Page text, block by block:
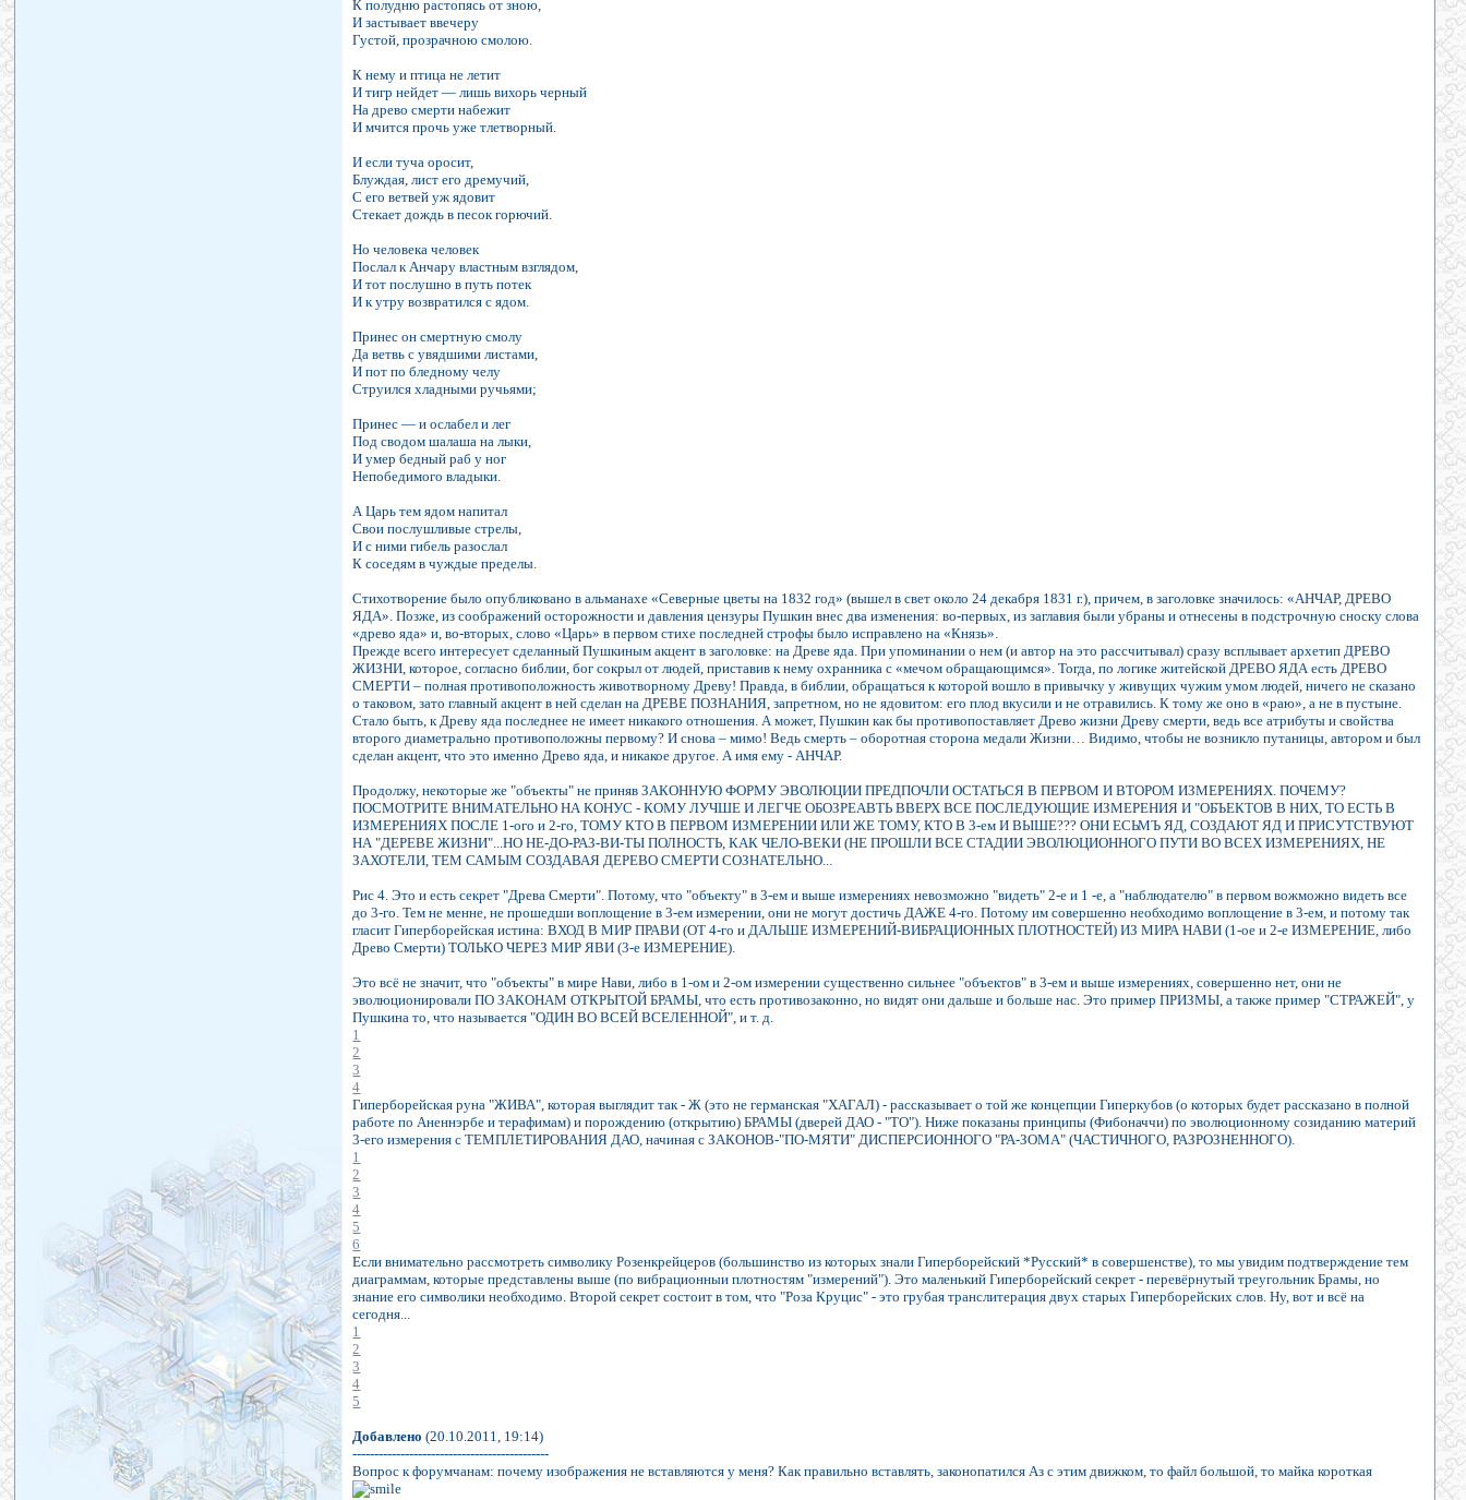
К полудню растопясь от зною,
И застывает ввечеру
Густой, прозрачною смолою.
К нему и птица не летит
И тигр нейдет — лишь вихорь черный
На древо смерти набежит
И мчится прочь уже тлетворный.
И если туча оросит,
Блуждая, лист его дремучий,
С его ветвей уж ядовит
Стекает дождь в песок горючий.
Но человека человек
Послал к Анчару властным взглядом,
И тот послушно в путь потек
И к утру возвратился с ядом.
Принес он смертную смолу
Да ветвь с увядшими листами,
И пот по бледному челу
Струился хладными ручьями;
Принес — и ослабел и лег
Под сводом шалаша на лыки,
И умер бедный раб у ног
Непобедимого владыки.
А Царь тем ядом напитал
Свои послушливые стрелы,
И с ними гибель разослал
К соседям в чуждые пределы.
Стихотворение было опубликовано в альманахе «Северные цветы на 1832 год» (вышел в свет около 24 декабря 1831 г.), причем, в заголовке значилось: «АНЧАР, ДРЕВО
ЯДА». Позже, из соображений осторожности и давления цензуры Пушкин внес два изменения: во-первых, из заглавия были убраны и отнесены в подстрочную сноску слова
«древо яда» и, во-вторых, слово «Царь» в первом стихе последней строфы было исправлено на «Князь».
Прежде всего интересует сделанный Пушкиным акцент в заголовке: на Древе яда. При упоминании о нем (и автор на это рассчитывал) сразу всплывает архетип ДРЕВО
ЖИЗНИ, которое, согласно библии, бог сокрыл от людей, приставив к нему охранника с «мечом обращающимся». Тогда, по логике житейской ДРЕВО ЯДА есть ДРЕВО
СМЕРТИ – полная противоположность животворному Древу! Правда, в библии, обращаться к которой вошло в привычку у живущих чужим умом людей, ничего не сказано
о таковом, зато главный акцент в ней сделан на ДРЕВЕ ПОЗНАНИЯ, запретном, но не ядовитом: его плод вкусили и не отравились. К тому же оно в «раю», а не в пустыне.
Стало быть, к Древу яда последнее не имеет никакого отношения. А может, Пушкин как бы противопоставляет Древо жизни Древу смерти, ведь все атрибуты и свойства
второго диаметрально противоположны первому? И снова – мимо! Ведь смерть – оборотная сторона медали Жизни… Видимо, чтобы не возникло путаницы, автором и был
сделан акцент, что это именно Древо яда, и никакое другое. А имя ему - АНЧАР.
Продолжу, некоторые же "объекты" не приняв ЗАКОННУЮ ФОРМУ ЭВОЛЮЦИИ ПРЕДПОЧЛИ ОСТАТЬСЯ В ПЕРВОМ И ВТОРОМ ИЗМЕРЕНИЯХ. ПОЧЕМУ?
ПОСМОТРИТЕ ВНИМАТЕЛЬНО НА КОНУС - КОМУ ЛУЧШЕ И ЛЕГЧЕ ОБОЗРЕАВТЬ ВВЕРХ ВСЕ ПОСЛЕДУЮЩИЕ ИЗМЕРЕНИЯ И "ОБЪЕКТОВ В НИХ, ТО ЕСТЬ В
ИЗМЕРЕНИЯХ ПОСЛЕ 1-ого и 2-го, ТОМУ КТО В ПЕРВОМ ИЗМЕРЕНИИ ИЛИ ЖЕ ТОМУ, КТО В 3-ем И ВЫШЕ??? ОНИ ЕСЬМЪ ЯД, СОЗДАЮТ ЯД И ПРИСУТСТВУЮТ
НА "ДЕРЕВЕ ЖИЗНИ"...НО НЕ-ДО-РАЗ-ВИ-ТЫ ПОЛНОСТЬ, КАК ЧЕЛО-ВЕКИ (НЕ ПРОШЛИ ВСЕ СТАДИИ ЭВОЛЮЦИОННОГО ПУТИ ВО ВСЕХ ИЗМЕРЕНИЯХ, НЕ
ЗАХОТЕЛИ, ТЕМ САМЫМ СОЗДАВАЯ ДЕРЕВО СМЕРТИ СОЗНАТЕЛЬНО...
Рис 4. Это и есть секрет "Древа Смерти". Потому, что "объекту" в 3-ем и выше измерениях невозможно "видеть" 2-е и 1 -е, а "наблюдателю" в первом вожможно видеть все
до 3-го. Тем не менне, не прошедши воплощение в 3-ем измерении, они не могут достичь ДАЖЕ 4-го. Потому им совершенно необходимо воплощение в 3-ем, и потому так
гласит Гиперборейская истина: ВХОД В МИР ПРАВИ (ОТ 4-го и ДАЛЬШЕ ИЗМЕРЕНИЙ-ВИБРАЦИОННЫХ ПЛОТНОСТЕЙ) ИЗ МИРА НАВИ (1-ое и 2-е ИЗМЕРЕНИЕ, либо
Древо Смерти) ТОЛЬКО ЧЕРЕЗ МИР ЯВИ (3-е ИЗМЕРЕНИЕ).
Это всё не значит, что "объекты" в мире Нави, либо в 1-ом и 2-ом измерении существенно сильнее "объектов" в 3-ем и выше измерениях, совершенно нет, они не
эволюционировали ПО ЗАКОНAМ ОТКРЫТОЙ БРАМЫ, что есть противозаконно, но видят они дальше и больше нас. Это пример ПРИЗМЫ, а также пример "СТРАЖЕЙ", у
Пушкина то, что называется "ОДИН ВО ВСЕЙ ВСЕЛЕННОЙ", и т. д.
1
2
3
4
Гиперборейская руна "ЖИВА", которая выглядит так - Ж (это не германская "ХАГАЛ) - рассказывает о той же концепции Гиперкубов (о которых будет рассказано в полной
работе по Аненнэрбе и терафимам) и порождению (открытию) БРАМЫ (дверей ДАО - "ТО"). Ниже показаны принципы (Фибоначчи) по эволюционному созиданию материй
3-его измерения с ТЕМПЛЕТИРОВАНИЯ ДАО, начиная с ЗАКОНОВ-"ПО-МЯТИ" ДИСПЕРСИОННОГО "РА-ЗОМА" (ЧАСТИЧНОГО, РАЗРОЗНЕННОГО).
1
2
3
4
5
6
Если внимательно рассмотреть символику Розенкрейцеров (большинство из которых знали Гиперборейский *Русский* в совершенстве), то мы увидим подтверждение тем
диаграммам, которые представлены выше (по вибрационныи плотностям "измерений"). Это маленький Гиперборейский секрет - перевёрнутый треугольник Брамы, но
знание его символики необходимо. Второй секрет состоит в том, что "Роза Круцис" - это грубая транслитерация двух старых Гиперборейских слов. Ну, вот и всё на
сегодня...
1
2
3
4
5
Добавлено (20.10.2011, 19:14)
---------------------------------------------
Вопрос к форумчанам: почему изображения не вставляются у меня? Как правильно вставлять, законопатился Аз с этим движком, то файл большой, то майка короткая